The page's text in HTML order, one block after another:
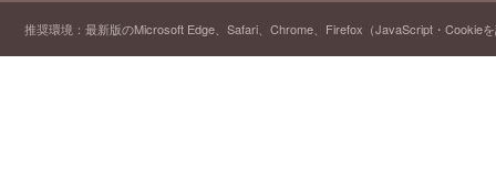
推奨環境：最新版のMicrosoft Edge、Safari、Chrome、Firefox（JavaScript・Cookie